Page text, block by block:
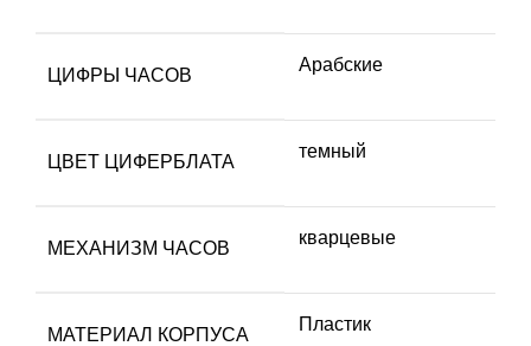
ЦИФРЫ ЧАСОВ
Арабские
ЦВЕТ ЦИФЕРБЛАТА
темный
МЕХАНИЗМ ЧАСОВ
кварцевые
МАТЕРИАЛ КОРПУСА
Пластик